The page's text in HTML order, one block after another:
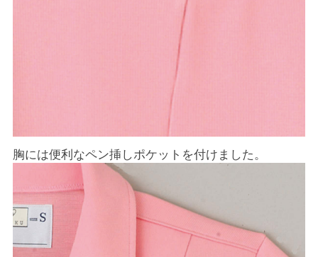
胸には便利なペン挿しポケットを付けました。